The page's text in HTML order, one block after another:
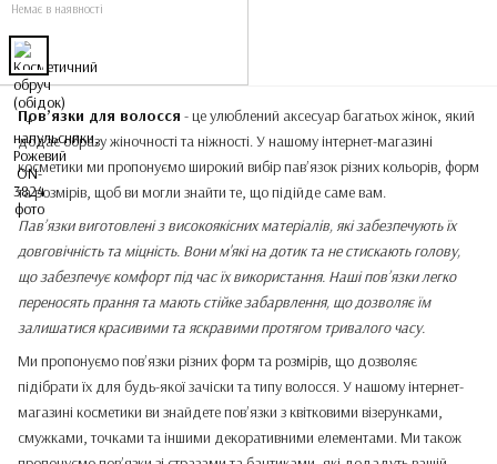
Немає в наявності
Повʼязки для волосся - це улюблений аксесуар багатьох жінок, який
додає образу жіночності та ніжності. У нашому інтернет-магазині
косметики ми пропонуємо широкий вибір павʼязок різних кольорів, форм
та розмірів, щоб ви могли знайти те, що підійде саме вам.
Павʼязки виготовлені з високоякісних матеріалів, які забезпечують їх
довговічність та міцність. Вони м'які на дотик та не стискають голову,
що забезпечує комфорт під час їх використання. Наші повʼязки легко
переносять прання та мають стійке забарвлення, що дозволяє їм
залишатися красивими та яскравими протягом тривалого часу.
Ми пропонуємо повʼязки різних форм та розмірів, що дозволяє
підібрати їх для будь-якої зачіски та типу волосся. У нашому інтернет-
магазині косметики ви знайдете повʼязки з квітковими візерунками,
смужками, точками та іншими декоративними елементами. Ми також